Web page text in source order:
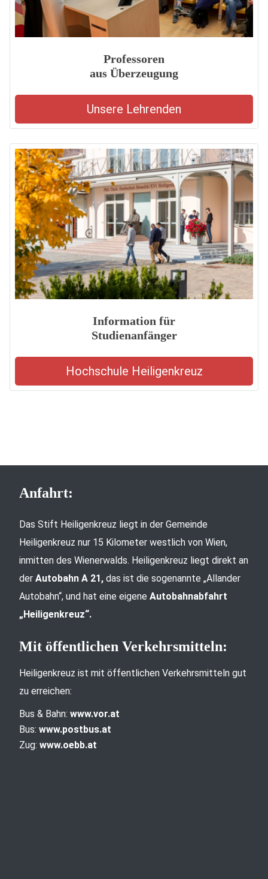
Professoren
aus Überzeugung
Unsere Lehrenden
Information für
Studienanfänger
Hochschule Heiligenkreuz
Anfahrt:
Das Stift Heiligenkreuz liegt in der Gemeinde
Heiligenkreuz nur 15 Kilometer westlich von Wien,
inmitten des Wienerwalds. Heiligenkreuz liegt direkt an
der Autobahn A 21, das ist die sogenannte „Allander
Autobahn“, und hat eine eigene Autobahnabfahrt
„Heiligenkreuz“.
Mit öffentlichen Verkehrsmitteln:
Heiligenkreuz ist mit öffentlichen Verkehrsmitteln gut
zu erreichen:
Bus & Bahn: www.vor.at
Bus: www.postbus.at
Zug: www.oebb.at